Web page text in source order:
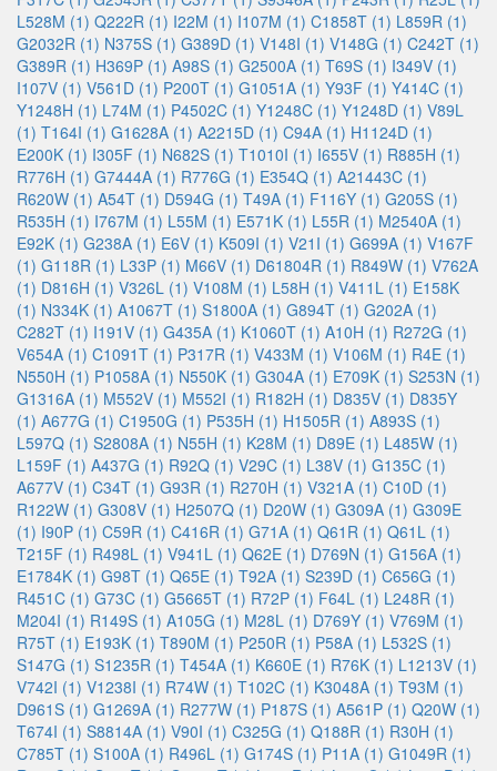
L528M (1) Q222R (1) I22M (1) I107M (1) C1858T (1) L859R (1)
G2032R (1) N375S (1) G389D (1) V148I (1) V148G (1) C242T (1)
G389R (1) H369P (1) A98S (1) G2500A (1) T69S (1) I349V (1)
I107V (1) V561D (1) P200T (1) G1051A (1) Y93F (1) Y414C (1)
Y1248H (1) L74M (1) P4502C (1) Y1248C (1) Y1248D (1) V89L
(1) T164I (1) G1628A (1) A2215D (1) C94A (1) H1124D (1)
E200K (1) I305F (1) N682S (1) T1010I (1) I655V (1) R885H (1)
R776H (1) G7444A (1) R776G (1) E354Q (1) A21443C (1)
R620W (1) A54T (1) D594G (1) T49A (1) F116Y (1) G205S (1)
R535H (1) I767M (1) L55M (1) E571K (1) L55R (1) M2540A (1)
E92K (1) G238A (1) E6V (1) K509I (1) V21I (1) G699A (1) V167F
(1) G118R (1) L33P (1) M66V (1) D61804R (1) R849W (1) V762A
(1) D816H (1) V326L (1) V108M (1) L58H (1) V411L (1) E158K
(1) N334K (1) A1067T (1) S1800A (1) G894T (1) G202A (1)
C282T (1) I191V (1) G435A (1) K1060T (1) A10H (1) R272G (1)
V654A (1) C1091T (1) P317R (1) V433M (1) V106M (1) R4E (1)
N550H (1) P1058A (1) N550K (1) G304A (1) E709K (1) S253N (1)
G1316A (1) M552V (1) M552I (1) R182H (1) D835V (1) D835Y
(1) A677G (1) C1950G (1) P535H (1) H1505R (1) A893S (1)
L597Q (1) S2808A (1) N55H (1) K28M (1) D89E (1) L485W (1)
L159F (1) A437G (1) R92Q (1) V29C (1) L38V (1) G135C (1)
A677V (1) C34T (1) G93R (1) R270H (1) V321A (1) C10D (1)
R122W (1) G308V (1) H2507Q (1) D20W (1) G309A (1) G309E
(1) I90P (1) C59R (1) C416R (1) G71A (1) Q61R (1) Q61L (1)
T215F (1) R498L (1) V941L (1) Q62E (1) D769N (1) G156A (1)
E1784K (1) G98T (1) Q65E (1) T92A (1) S239D (1) C656G (1)
R451C (1) G73C (1) G5665T (1) R72P (1) F64L (1) L248R (1)
M204I (1) R149S (1) A105G (1) M28L (1) D769Y (1) V769M (1)
R75T (1) E193K (1) T890M (1) P250R (1) P58A (1) L532S (1)
S147G (1) S1235R (1) T454A (1) K660E (1) R76K (1) L1213V (1)
V742I (1) V1238I (1) R74W (1) T102C (1) K3048A (1) T93M (1)
D961S (1) G1269A (1) R277W (1) P187S (1) A561P (1) Q20W (1)
T674I (1) S8814A (1) V90I (1) C325G (1) Q188R (1) R30H (1)
C785T (1) S100A (1) R496L (1) G174S (1) P11A (1) G1049R (1)